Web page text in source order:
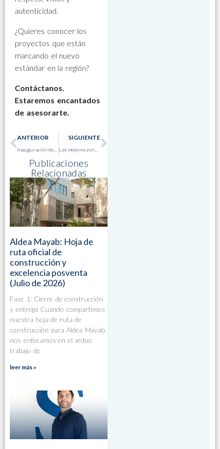
autenticidad.
¿Quieres conocer los
proyectos que están
marcando el nuevo
estándar en la región?
Contáctanos.
Estaremos encantados
de asesorarte.
ANTERIOR SIGUIENTE
Las mejores zonas de Bacalar para vivir o invertir en 2025
Publicaciones
Relacionadas
Aldea Mayab: Hoja de
ruta oficial de
construcción y
excelencia posventa
(Julio de 2026)
Fase 1: Cierre de construcción
y entrega Cuando compartimos
nuestra hoja de ruta de
construcción para Aldea Mayab,
nos enfocamos en el arduo
trabajo de
leer más »